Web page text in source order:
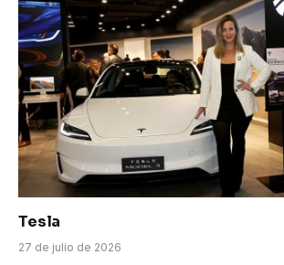
Tesla
27 de julio de 2026